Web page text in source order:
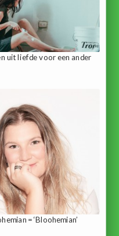
uit liefde voor een ander
= ‘Bloohemian’